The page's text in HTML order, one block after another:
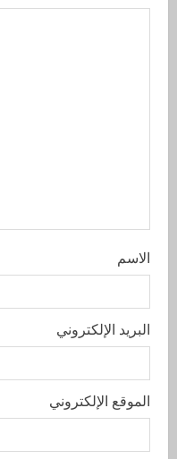
الاسم
البريد الإلكتروني
الموقع الإلكتروني